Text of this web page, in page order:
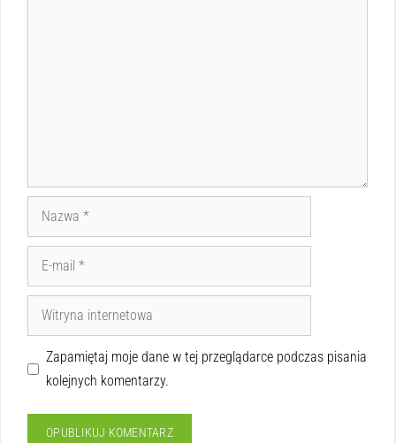
Zapamiętaj moje dane w tej przeglądarce podczas pisania
kolejnych komentarzy.